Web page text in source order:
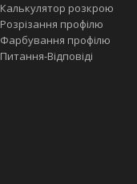
Калькулятор розкрою
Розрізання профілю
Фарбування профілю
Питання-Відповіді